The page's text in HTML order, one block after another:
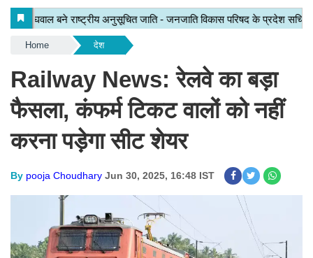
Home देश
Railway News: रेलवे का बड़ा
फैसला, कंफर्म टिकट वालों को नहीं
करना पड़ेगा सीट शेयर
By pooja Choudhary Jun 30, 2025, 16:48 IST